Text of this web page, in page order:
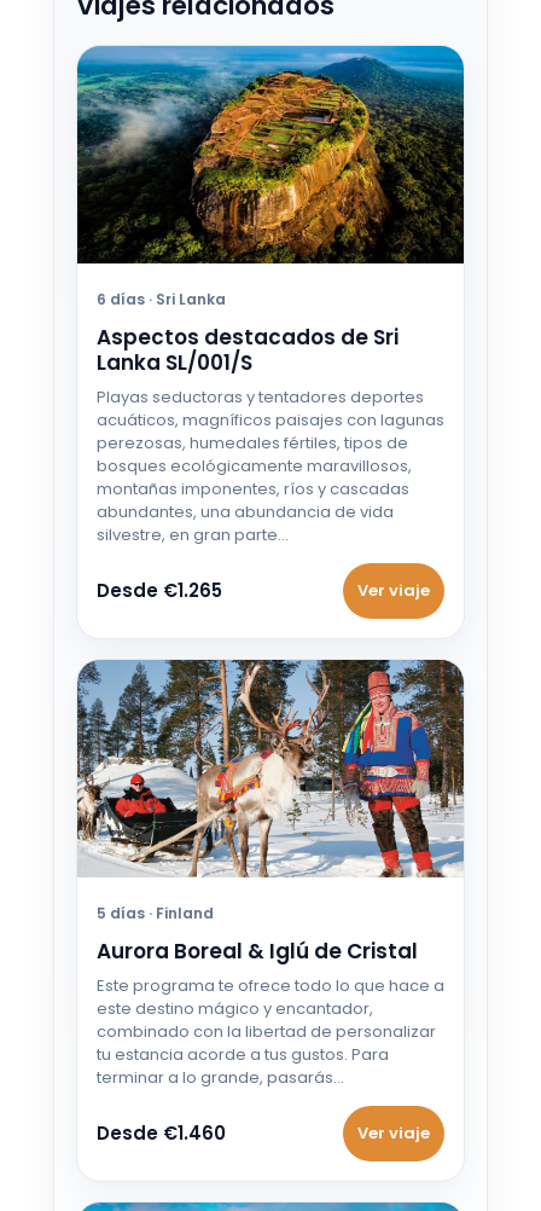
4 OCT - 13 OCT 2026
5 OCT - 14 OCT 2026
Desde €746
6 OCT - 15 OCT 2026
Desde €746
6 días · Sri Lanka
Aspectos destacados de Sri
Lanka SL/001/S
Playas seductoras y tentadores deportes
acuáticos, magníficos paisajes con lagunas
perezosas, humedales fértiles, tipos de
bosques ecológicamente maravillosos,
montañas imponentes, ríos y cascadas
abundantes, una abundancia de vida
silvestre, en gran parte…
Desde €1.265 Ver viaje
5 días · Finland
Aurora Boreal & Iglú de Cristal
Este programa te ofrece todo lo que hace a
este destino mágico y encantador,
combinado con la libertad de personalizar
tu estancia acorde a tus gustos. Para
terminar a lo grande, pasarás…
Desde €1.460 Ver viaje